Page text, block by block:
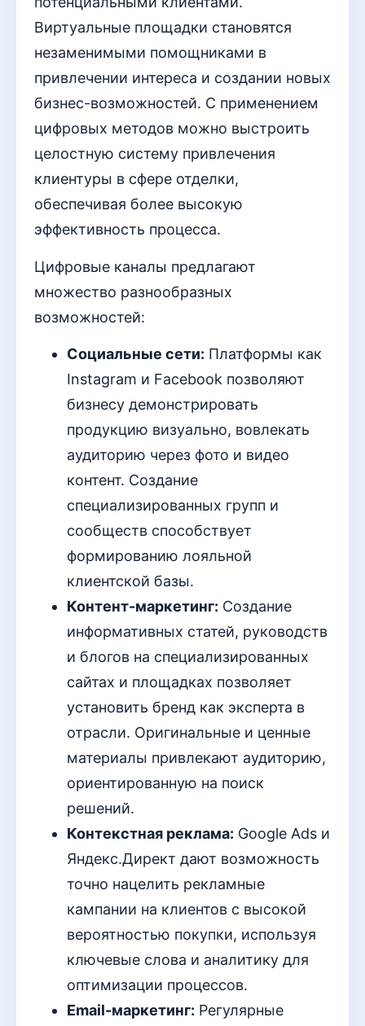
Виртуальные площадки становятся
незаменимыми помощниками в
привлечении интереса и создании новых
бизнес-возможностей. С применением
цифровых методов можно выстроить
целостную систему привлечения
клиентуры в сфере отделки,
обеспечивая более высокую
эффективность процесса.
Цифровые каналы предлагают
множество разнообразных
возможностей:
Социальные сети: Платформы как
Instagram и Facebook позволяют
бизнесу демонстрировать
продукцию визуально, вовлекать
аудиторию через фото и видео
контент. Создание
специализированных групп и
сообществ способствует
формированию лояльной
клиентской базы.
Контент-маркетинг: Создание
информативных статей, руководств
и блогов на специализированных
сайтах и площадках позволяет
установить бренд как эксперта в
отрасли. Оригинальные и ценные
материалы привлекают аудиторию,
ориентированную на поиск
решений.
Контекстная реклама: Google Ads и
Яндекс.Директ дают возможность
точно нацелить рекламные
кампании на клиентов с высокой
вероятностью покупки, используя
ключевые слова и аналитику для
оптимизации процессов.
Email-маркетинг: Регулярные